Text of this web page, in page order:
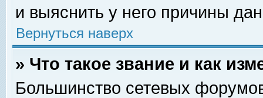
и выяснить у него причины
Вернуться наверх
» Что такое звание и как
Большинство сетевых